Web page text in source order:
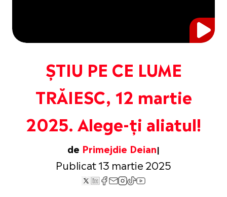
ȘTIU PE CE LUME
TRĂIESC, 12 martie
2025. Alege-ți aliatul!
de Primejdie Deian
Publicat 13 martie 2025